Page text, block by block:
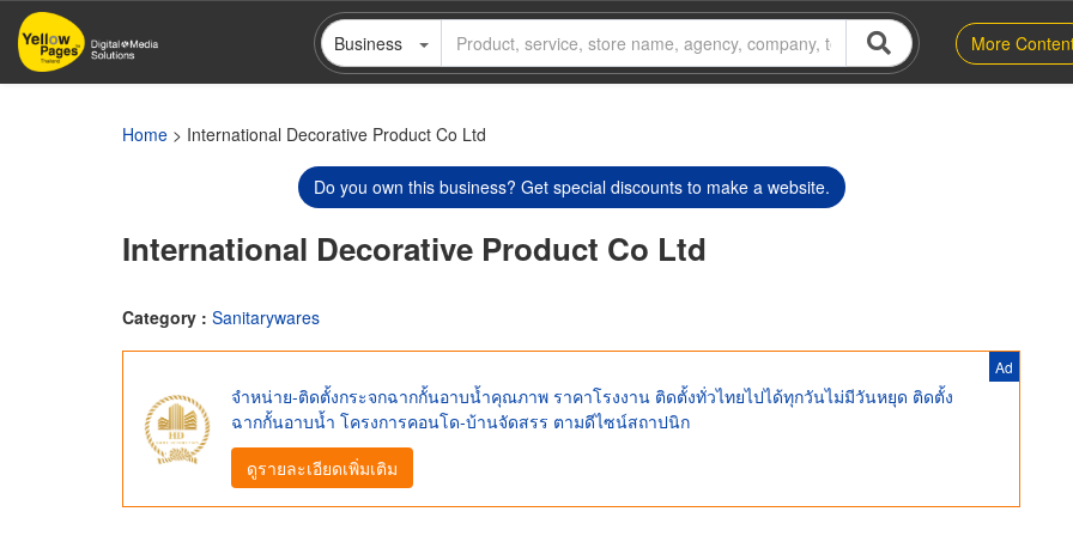
Skip
main
Business More
Home > International Decorative Product Co Ltd
Do you own this business? Get special discounts to make a website.
International Decorative Product Co Ltd
Category : Sanitarywares
Ad
จำหน่าย-ติดตั้งกระจกฉากกั้นอาบน้ำคุณภาพ ราคาโรงงาน ติดตั้งทั่วไทยไปได้ทุกวันไม่มีวันหยุด ติดตั้ง
ฉากกั้นอาบน้ำ โครงการคอนโด-บ้านจัดสรร ตามดีไซน์สถาปนิก
ดูรายละเอียดเพิ่มเติม